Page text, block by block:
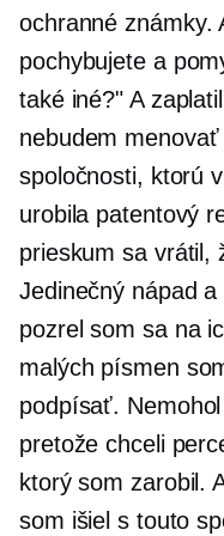
ochranné známky.
pochybujete a
také iné?" A
nebudem
spoločnosti, ktorú
urobila patentový
prieskum sa vrátil,
Jedinečný nápad
pozrel som sa na
malých písmen
podpísať.
pretože chceli
ktorý som zarobil.
som išiel s touto